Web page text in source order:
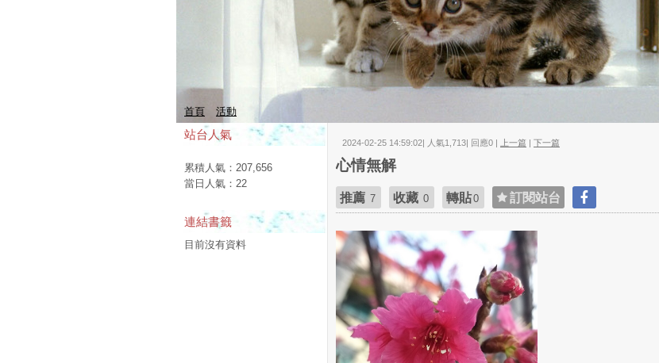
首頁 活動
2024-02-25 14:59:02| 人氣1,713| 回應0 | 上一篇 | 下一篇
心情無解
推薦 7 收藏 0 轉貼0 訂閱站台
站台人氣
累積人氣： 207,656
當日人氣： 22
連結書籤
目前沒有資料